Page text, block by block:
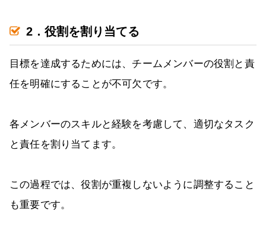
2．役割を割り当てる
目標を達成するためには、チームメンバーの役割と責
任を明確にすることが不可欠です。
各メンバーのスキルと経験を考慮して、適切なタスク
と責任を割り当てます。
この過程では、役割が重複しないように調整すること
も重要です。